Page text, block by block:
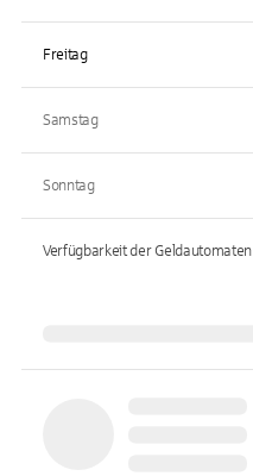
Freitag
Samstag
Sonntag
Verfügbarkeit der Geldautomaten